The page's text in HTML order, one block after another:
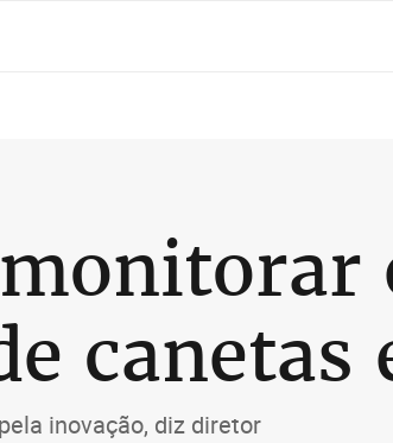
canetas
inovação, diz diretor